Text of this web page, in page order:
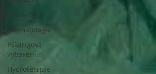
Kardiologie
Dermatologie
Přístrojové
vybavení
Hydroterapie